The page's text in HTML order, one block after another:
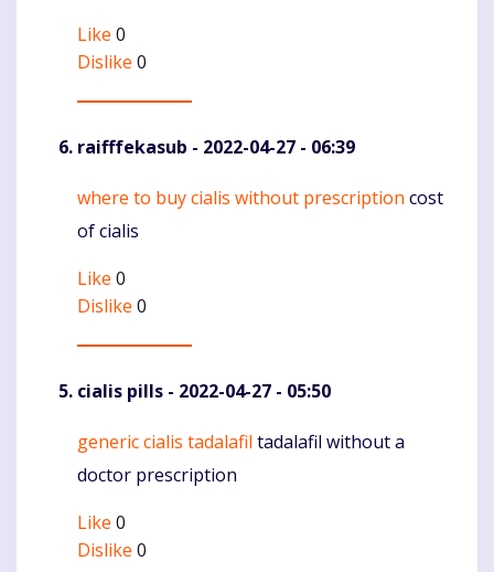
Like 0
Dislike 0
raifffekasub - 2022-04-27 - 06:39
Komentaras
where to buy cialis without prescription cost
of cialis
Like 0
Dislike 0
cialis pills - 2022-04-27 - 05:50
Komentaras
generic cialis tadalafil tadalafil without a
doctor prescription
Like 0
Dislike 0